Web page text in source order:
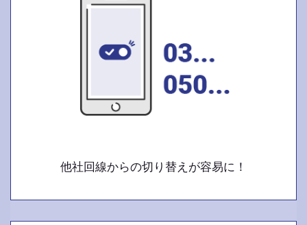
他社回線からの切り替えが容易に！